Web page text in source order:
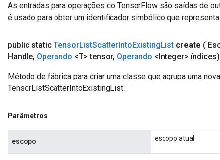
As entradas para operações do TensorFlow são saídas de
é usado para obter um identificador simbólico que
public static TensorListScatterIntoExistingList create (
Handle, Operando <T> tensor, Operando <Integer> índices)
Método de fábrica para criar uma classe que agrupa uma
TensorListScatterIntoExistingList.
Parâmetros
escopo escopo atual